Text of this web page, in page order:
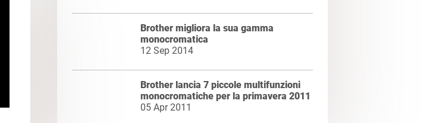
Brother migliora la sua gamma
monocromatica
12 Sep 2014
Brother lancia 7 piccole multifunzioni
monocromatiche per la primavera 2011
05 Apr 2011